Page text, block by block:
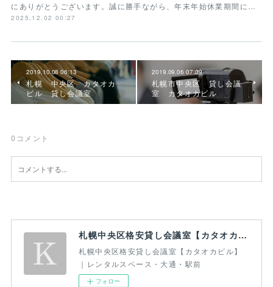
にありがとうございます。誠に勝手ながら、年末年始休業期間に…
2025.12.02 00:27
2019.10.08 06:13
札幌 中央区 カタオカ
ビル 貸し会議室
2019.09.06 07:09
札幌市中央区 貸し会議
室 カタオカビル
0 コメント
札幌中央区格安貸し会議室【カタオカビル】｜レンタルスペース・大通・駅前
札幌中央区格安貸し会議室【カタオカビル】
｜レンタルスペース・大通・駅前
フォロー